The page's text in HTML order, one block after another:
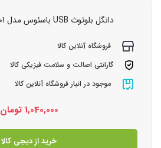
دانگل بلوتوث USB باسئوس مدل BA04 ZJBA000001
فروشگاه آنلاین کالا
گارانتی اصالت و سلامت فیزیکی کالا
موجود در انبار فروشگاه آنلاین کالا
1,040,000 تومان
خرید از دیجی کالا